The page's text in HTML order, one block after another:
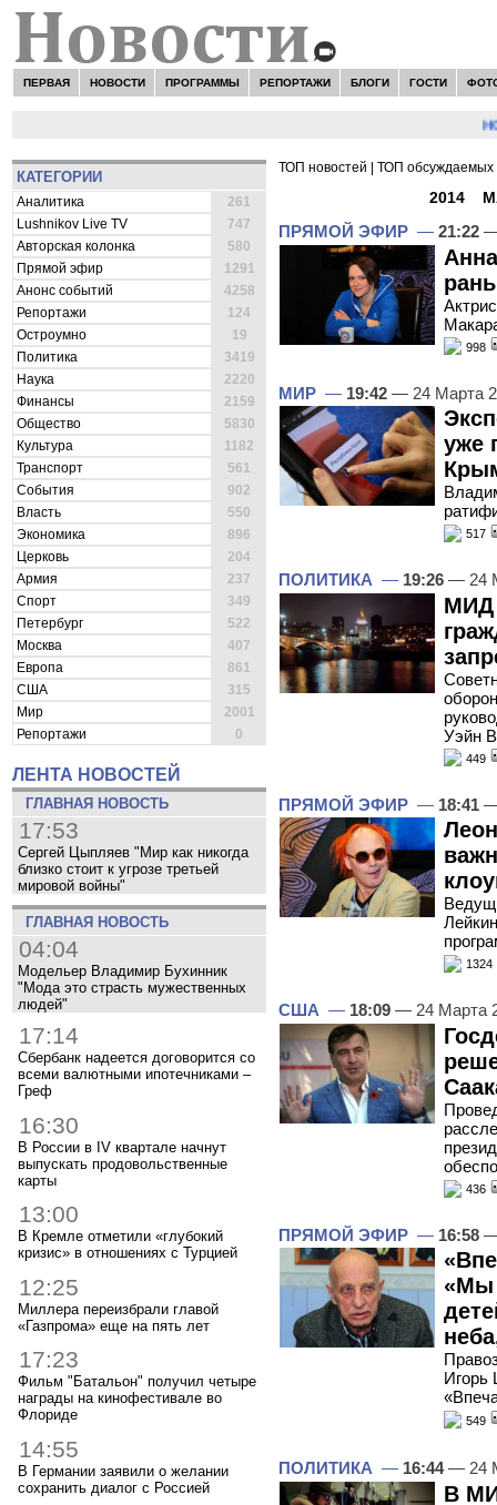
ПЕРВАЯ НОВОСТИ ПРОГРАММЫ РЕПОРТАЖИ БЛОГИ ГОСТИ
КАТЕГОРИИ
Аналитика
261
Lushnikov Live TV
747
Авторская колонка
580
Прямой эфир
1291
Анонс событий
4258
Репортажи
124
Остроумно
19
Политика
3419
Наука
2220
Финансы
2159
Общество
5830
Культура
1182
Транспорт
561
События
902
Власть
550
Экономика
896
Церковь
204
Армия
237
Спорт
349
Петербург
522
Москва
407
Европа
861
США
315
Мир
2001
Репортажи
0
ЛЕНТА НОВОСТЕЙ
ГЛАВНАЯ НОВОСТЬ
17:53
Сергей Цыпляев "Мир как никогда
близко стоит к угрозе третьей
мировой войны"
ГЛАВНАЯ НОВОСТЬ
04:04
Модельер Владимир Бухинник
"Мода это страсть мужественных
людей"
17:14
Сбербанк надеется договорится со
всеми валютными ипотечниками –
Греф
16:30
В России в IV квартале начнут
выпускать продовольственные
карты
13:00
В Кремле отметили «глубокий
кризис» в отношениях с Турцией
12:25
Миллера переизбрали главой
«Газпрома» еще на пять лет
17:23
Фильм "Батальон" получил четыре
награды на кинофестивале во
Флориде
14:55
В Германии заявили о желании
сохранить диалог с Россией
ТОП новостей ТОП обсуждаемых
2014
ПРЯМОЙ ЭФИР — 21:22 —
998
МИР — 19:42 — 24 Марта
уже
517
ПОЛИТИКА — 19:26 — 24
МИД
Уэйн
449
ПРЯМОЙ ЭФИР — 18:41 —
1324
США — 18:09 — 24 Марта
436
ПРЯМОЙ ЭФИР — 16:58 —
«Мы
Игорь
549
ПОЛИТИКА — 16:44— 24
В